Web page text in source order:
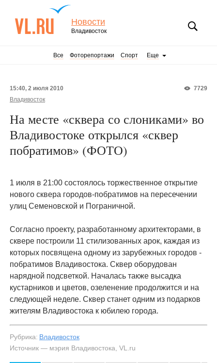
Новости
Владивосток
Все Фоторепортажи Спорт Еще
7729
15:40, 2 июля 2010
Владивосток
На месте «сквера со слониками» во
Владивостоке открылся «сквер
побратимов» (ФОТО)
1 июля в 21:00 состоялось торжественное открытие
нового сквера городов-побратимов на пересечении
улиц Семеновской и Пограничной.
Согласно проекту, разработанному архитекторами, в
сквере построили 11 стилизованных арок, каждая из
которых посвящена одному из зарубежных городов -
побратимов Владивостока. Сквер оборудован
нарядной подсветкой. Началась также высадка
кустарников и цветов, озеленение продолжится и на
следующей неделе. Сквер станет одним из подарков
жителям Владивостока к юбилею города.
Рубрика: Владивосток
Источник — мэрия Владивостока, VL.ru